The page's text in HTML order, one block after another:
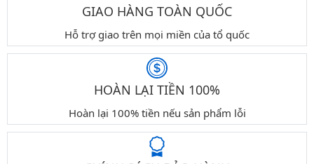
GIAO HÀNG TOÀN QUỐC
Hỗ trợ giao trên mọi miền của tổ quốc
HOÀN LẠI TIỀN 100%
Hoàn lại 100% tiền nếu sản phẩm lỗi